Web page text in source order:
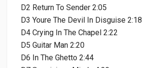
D2 Return To Sender 2:05
D3 Youre The Devil In Disguise 2:18
D4 Crying In The Chapel 2:22
D5 Guitar Man 2:20
D6 In The Ghetto 2:44